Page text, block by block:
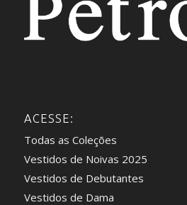
ACESSE:
Todas as Coleções
Vestidos de Noivas 2025
Vestidos de Debutantes
Vestidos de Dama